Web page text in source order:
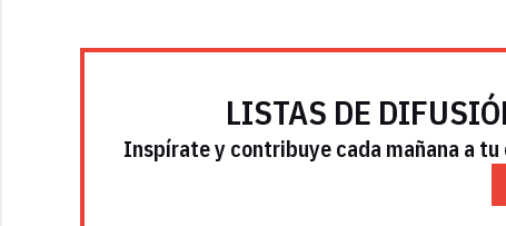
LISTAS DE
Inspírate y contribuye cada mañana a